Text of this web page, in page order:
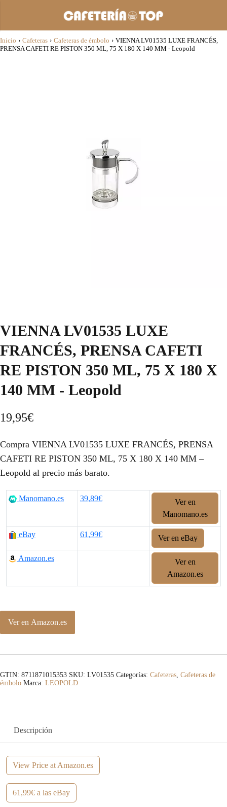
Inicio › Cafeteras › Cafeteras de émbolo › VIENNA LV01535 LUXE FRANCÉS,
PRENSA CAFETI RE PISTON 350 ML, 75 X 180 X 140 MM - Leopold
VIENNA LV01535 LUXE
FRANCÉS, PRENSA CAFETI
RE PISTON 350 ML, 75 X 180 X
140 MM - Leopold
19,95€
Compra VIENNA LV01535 LUXE FRANCÉS, PRENSA
CAFETI RE PISTON 350 ML, 75 X 180 X 140 MM –
Leopold al precio más barato.
Manomano.es 39,89€
Ver en
Manomano.es
eBay 61,99€ Ver en eBay
Amazon.es
Ver en
Amazon.es
Ver en Amazon.es
GTIN: 8711871015353 SKU: LV01535 Categorías: Cafeteras, Cafeteras de
émbolo Marca: LEOPOLD
Descripción
View Price at Amazon.es
61,99€ a las eBay